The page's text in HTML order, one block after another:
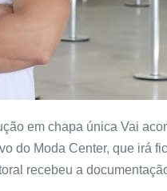
em chapa única Vai
do Moda Center, que irá
recebeu a